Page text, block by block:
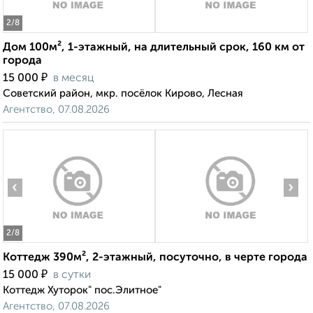
2/8
Дом 100м², 1-этажный, на длительный срок, 160 км от
города
15 000 ₽ в месяц
Советский район, мкр. посёлок Кирово, Лесная
Агентство, 07.08.2026
2/8
‹ ›
Коттедж 390м², 2-этажный, посуточно, в черте города
15 000 ₽ в сутки
Коттедж Хуторок" пос.Элитное"
Агентство, 07.08.2026